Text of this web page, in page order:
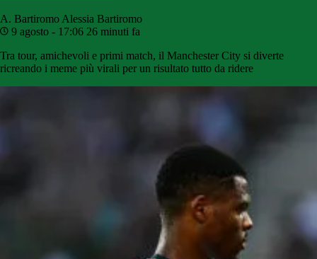
A. Bartiromo Alessia Bartiromo
9 agosto - 17:06 26 minuti fa
Tra tour, amichevoli e primi match, il Manchester City si diverte
ricreando i meme più virali per un risultato tutto da ridere